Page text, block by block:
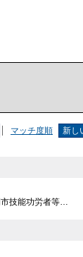
マッチ度順 新し
技能功労者等…